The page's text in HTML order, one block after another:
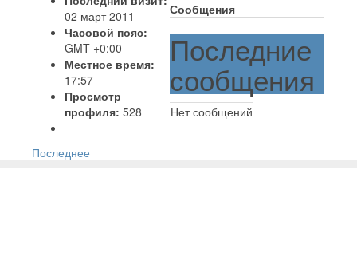
02 март 2011
Часовой пояс:
GMT +0:00
Местное время:
17:57
Просмотр
профиля: 528
Сообщения
Последние
сообщения
Нет сообщений
Последнее